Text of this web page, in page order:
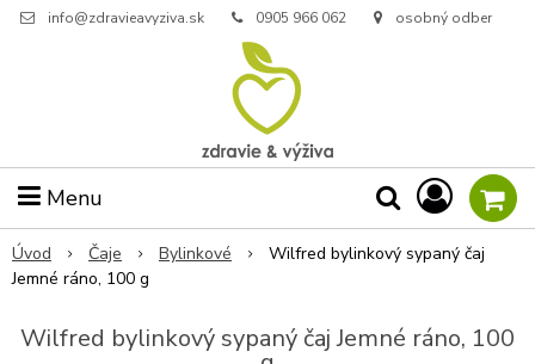
info@zdravieavyziva.sk 0905 966 062 osobný odber
Menu
Úvod Čaje Bylinkové
Wilfred bylinkový sypaný čaj
Jemné ráno, 100 g
Wilfred bylinkový sypaný čaj Jemné ráno, 100